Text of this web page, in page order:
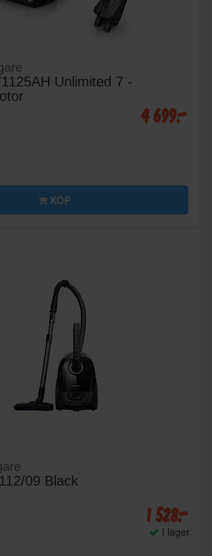
Unlimited 7 -
4 699:-
KÖP
09 Black
1 528:-
I lager